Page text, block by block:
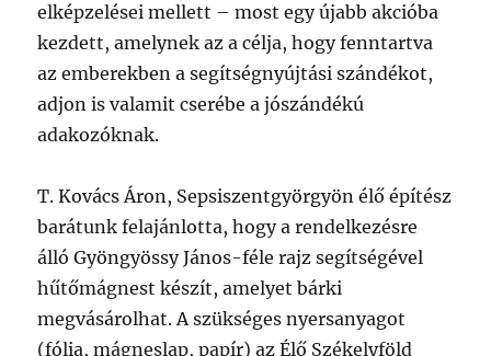
elképzelései mellett – most egy újabb akcióba
kezdett, amelynek az a célja, hogy fenntartva
az emberekben a segítségnyújtási szándékot,
adjon is valamit cserébe a jószándékú
adakozóknak.
T. Kovács Áron, Sepsiszentgyörgyön élő építész
barátunk felajánlotta, hogy a rendelkezésre
álló Gyöngyössy János-féle rajz segítségével
hűtőmágnest készít, amelyet bárki
megvásárolhat. A szükséges nyersanyagot
(fólia, mágneslap, papír) az Élő Székelyföld